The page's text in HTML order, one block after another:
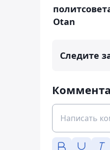
Otan
Следите